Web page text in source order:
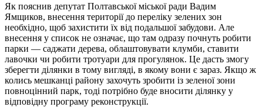
Як пояснив депутат Полтавської міської ради Вадим
Ямщиков, внесення території до переліку зелених зон
необхідно, щоб захистити їх від подальшої забудови. Але
внесення у список не означає, що там одразу почнуть робити
парки — саджати дерева, облаштовувати клумби, ставити
лавочки чи робити тротуари для прогулянок. Це дасть змогу
зберегти ділянки в тому вигляді, в якому вони є зараз. Якщо ж
колись мешканці району захочуть зробити із зеленої зони
повноцінний парк, тоді потрібно буде вносити ділянку у
відповідну програму реконструкції.